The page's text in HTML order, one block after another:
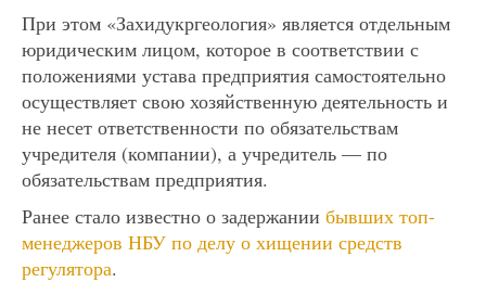
При этом «Захидукргеология» является отдельным
юридическим лицом, которое в соответствии с
положениями устава предприятия самостоятельно
осуществляет свою хозяйственную деятельность и
не несет ответственности по обязательствам
учредителя (компании), а учредитель — по
обязательствам предприятия.
Ранее стало известно о задержании бывших топ-
менеджеров НБУ по делу о хищении средств
регулятора.